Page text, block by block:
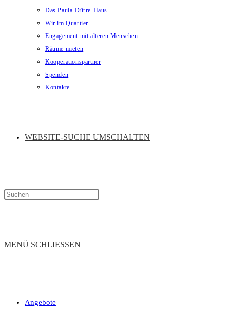
Das Paula-Dürre-Haus
Wir im Quartier
Engagement mit älteren Menschen
Räume mieten
Kooperationspartner
Spenden
Kontakte
WEBSITE-SUCHE UMSCHALTEN
MENÜ SCHLIESSEN
Angebote